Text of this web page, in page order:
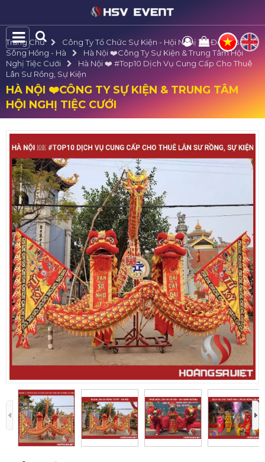
Trang Chủ
Công Ty Tổ Chức Sự Kiện - Hội Nghị Tại Đồng Bằng
Sông Hồng - Hà
Hà Nội ❤️️Công Ty Sự Kiện & Trung Tâm Hội
Nghị Tiệc Cưới
Hà Nội ❤️️ #top10 Dịch Vụ Cung Cấp Cho Thuê
Lân Sư Rồng, Sự Kiện
HÀ NỘI ❤️️CÔNG TY SỰ KIỆN & TRUNG TÂM
HỘI NGHỊ TIỆC CƯỚI